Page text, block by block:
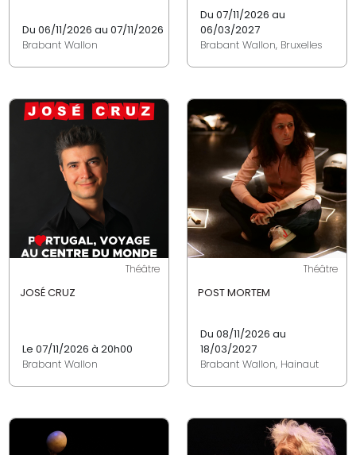
Du 06/11/2026 au 07/11/2026
Brabant Wallon
Du 07/11/2026 au
06/03/2027
Brabant Wallon, Bruxelles
Théâtre
JOSÉ CRUZ
Le 07/11/2026 à 20h00
Brabant Wallon
Théâtre
POST MORTEM
Du 08/11/2026 au
18/03/2027
Brabant Wallon, Hainaut